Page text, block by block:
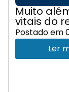
Muito
vitais do
Postado em
Ler